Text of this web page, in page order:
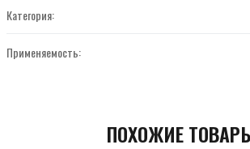
Категория:
Применяемость:
ПОХОЖИЕ